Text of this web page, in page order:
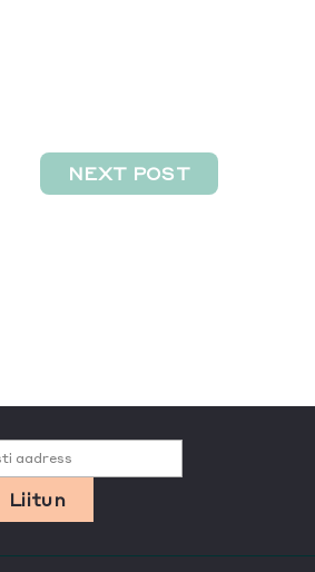
NEXT POST
aadress
Liitun